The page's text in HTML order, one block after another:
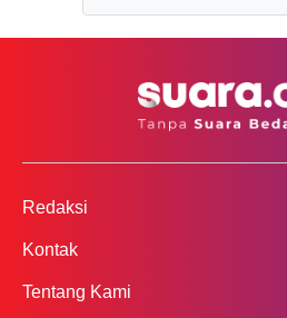
Redaksi
Kontak
Tentang Kami